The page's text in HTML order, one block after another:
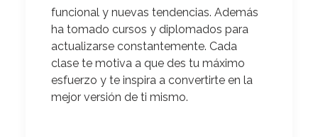
funcional y nuevas tendencias. Además
ha tomado cursos y diplomados para
actualizarse constantemente. Cada
clase te motiva a que des tu máximo
esfuerzo y te inspira a convertirte en la
mejor versión de ti mismo.